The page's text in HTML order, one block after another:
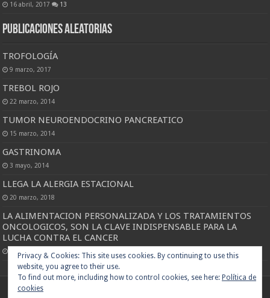
16 abril, 2017 13
Publicaciones Aleatorias
TROFOLOGÍA
9 marzo, 2017
TREBOL ROJO
22 marzo, 2014
TUMOR NEUROENDOCRINO PANCREATICO
15 marzo, 2014
GASTRINOMA
3 mayo, 2014
LLEGA LA ALERGIA ESTACIONAL
20 marzo, 2018
LA ALIMENTACION PERSONALIZADA Y LOS TRATAMIENTOS
ONCOLOGICOS, SON LA CLAVE INDISPENSABLE PARA LA
LUCHA CONTRA EL CANCER
15 marzo, 2018
Privacy & Cookies: This site uses cookies. By continuing to use this
website, you agree to their use.
To find out more, including how to control cookies, see here: Política de
cookies